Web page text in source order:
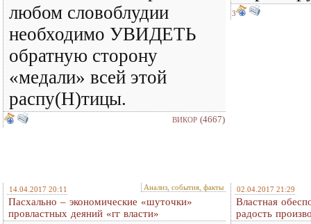
любом словоблудии
необходимо УВИДЕТЬ
обратную сторону
«медали» всей этой
распу(Н)тицы.
ВИКОР (4667)
3
14.04.2017 20:11 Анализ, события, факты
Пасхально – экономические «шуточки»
провластных деяний «гг власти»
02.04.2017 21:29
Властная
радость